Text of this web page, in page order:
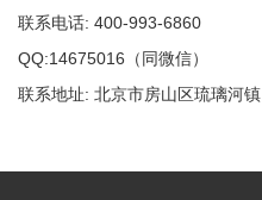
联系电话: 400-993-6860
QQ:14675016（同微信）
联系地址: 北京市房山区琉璃河镇